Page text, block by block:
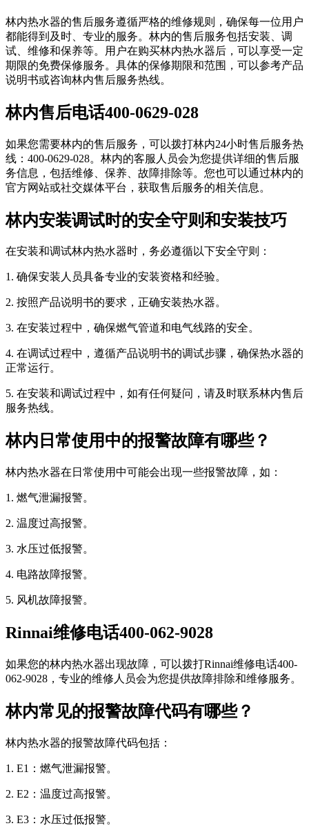
林内热水器的售后服务遵循严格的维修规则，确保每一位用户
都能得到及时、专业的服务。林内的售后服务包括安装、调
试、维修和保养等。用户在购买林内热水器后，可以享受一定
期限的免费保修服务。具体的保修期限和范围，可以参考产品
说明书或咨询林内售后服务热线。
林内售后电话400-0629-028
如果您需要林内的售后服务，可以拨打林内24小时售后服务热
线：400-0629-028。林内的客服人员会为您提供详细的售后服
务信息，包括维修、保养、故障排除等。您也可以通过林内的
官方网站或社交媒体平台，获取售后服务的相关信息。
林内安装调试时的安全守则和安装技巧
在安装和调试林内热水器时，务必遵循以下安全守则：
1. 确保安装人员具备专业的安装资格和经验。
2. 按照产品说明书的要求，正确安装热水器。
3. 在安装过程中，确保燃气管道和电气线路的安全。
4. 在调试过程中，遵循产品说明书的调试步骤，确保热水器的
正常运行。
5. 在安装和调试过程中，如有任何疑问，请及时联系林内售后
服务热线。
林内日常使用中的报警故障有哪些？
林内热水器在日常使用中可能会出现一些报警故障，如：
1. 燃气泄漏报警。
2. 温度过高报警。
3. 水压过低报警。
4. 电路故障报警。
5. 风机故障报警。
Rinnai维修电话400-062-9028
如果您的林内热水器出现故障，可以拨打Rinnai维修电话400-
062-9028，专业的维修人员会为您提供故障排除和维修服务。
林内常见的报警故障代码有哪些？
林内热水器的报警故障代码包括：
1. E1：燃气泄漏报警。
2. E2：温度过高报警。
3. E3：水压过低报警。